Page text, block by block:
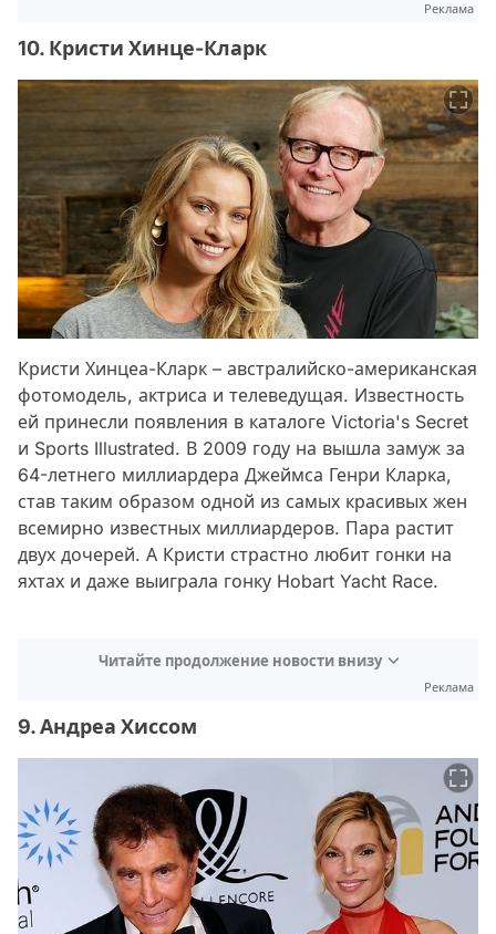
Реклама
10. Кристи Хинце-Кларк
Кристи Хинцеа-Кларк – австралийско-американская
фотомодель, актриса и телеведущая. Известность
ей принесли появления в каталоге Victoria's Secret
и Sports Illustrated. В 2009 году на вышла замуж за
64-летнего миллиардера Джеймса Генри Кларка,
став таким образом одной из самых красивых жен
всемирно известных миллиардеров. Пара растит
двух дочерей. А Кристи страстно любит гонки на
яхтах и ​​даже выиграла гонку Hobart Yacht Race.
Читайте продолжение новости внизу
Реклама
9. Андреа Хиссом